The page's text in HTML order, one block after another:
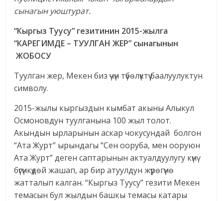
сынагын уюштурат.
“Кыргыз Туусу” гезитинин 2015-жылга
“КАРЕГИМДЕ – ТУУЛГАН ЖЕР” сынагынын
ЖОБОСУ
Туулган жер, Мекен биз үчүн түбөлүктүү баалуулуктун
символу.
2015-жылы кыргыздын кымбат акыны Алыкул
Осмоновдун туулганына 100 жыл толот.
Акындын ырларынын аскар чокусундай болгон
“Ата Журт” ырындагы “Сен ооруба, мен ооруюн
Ата Журт” деген саптарынын актуалдуулугу күнү
бүгүнкүдөй жашап, ар бир атуулдун жүрөгүнө
жатталып калган. “Кыргыз Туусу” гезити Мекен
темасын бул жылдын башкы темасы катары